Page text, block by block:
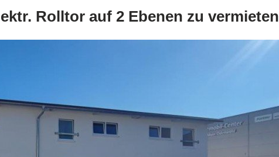
Rolltor auf 2 Ebenen zu vermieten